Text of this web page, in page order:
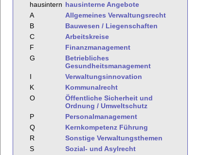
hausintern hausinterne Angebote
A
Allgemeines Verwaltungsrecht
B
Bauwesen / Liegenschaften
C
Arbeitskreise
F
Finanzmanagement
G
Betriebliches
Gesundheitsmanagement
I
Verwaltungsinnovation
K
Kommunalrecht
O
Öffentliche Sicherheit und
Ordnung / Umweltschutz
P
Personalmanagement
Q
Kernkompetenz Führung
R
Sonstige Verwaltungsthemen
S
Sozial- und Asylrecht